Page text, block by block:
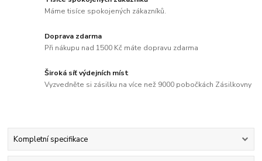
Máme tisíce spokojených zákazníků.
Doprava zdarma
Při nákupu nad 1500 Kč máte dopravu zdarma
Široká síť výdejních míst
Vyzvedněte si zásilku na více než 9000 pobočkách Zásilkovny
Kompletní specifikace